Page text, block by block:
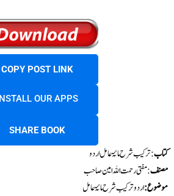
COPY POST LINK
INSTALL OUR APPS
SHARE BOOK
کتاب: ترکیب شرح مائۃ عامل اردو
مصنف: مفتی رحمت اللہ امین صاحب
موضوع:اردو ترکیب شرح مائۃ عامل